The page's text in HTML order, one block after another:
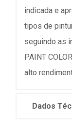
indicada e
tipos de
seguindo as
PAINT
alto
Dados